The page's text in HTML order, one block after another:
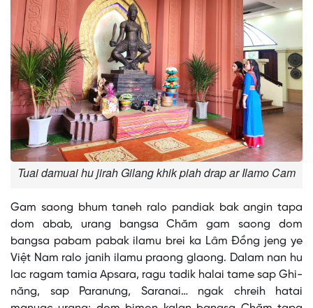
Tuai damuai hu jirah Gilang khik piah drap ar Ilamo Cam
Gam saong bhum taneh ralo pandiak bak angin tapa
dom abab, urang bangsa Chăm gam saong dom
bangsa pabam pabak ilamu brei ka Lâm Đồng jeng ye
Việt Nam ralo janih ilamu praong glaong. Dalam nan hu
lac ragam tamia Apsara, ragu tadik halai tame sap Ghi-
năng, sap Paranưng, Saranai… ngak chreih hatai